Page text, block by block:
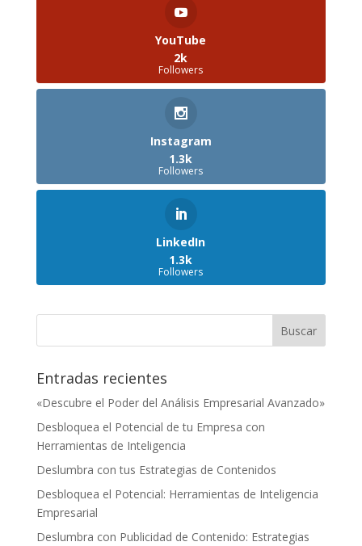
YouTube
2k
Followers
Instagram
1.3k
Followers
LinkedIn
1.3k
Followers
Entradas recientes
«Descubre el Poder del Análisis Empresarial Avanzado»
Desbloquea el Potencial de tu Empresa con
Herramientas de Inteligencia
Deslumbra con tus Estrategias de Contenidos
Desbloquea el Potencial: Herramientas de Inteligencia
Empresarial
Deslumbra con Publicidad de Contenido: Estrategias